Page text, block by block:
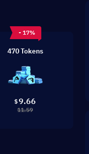
- 17%
470 Tokens
$9.66
11.59